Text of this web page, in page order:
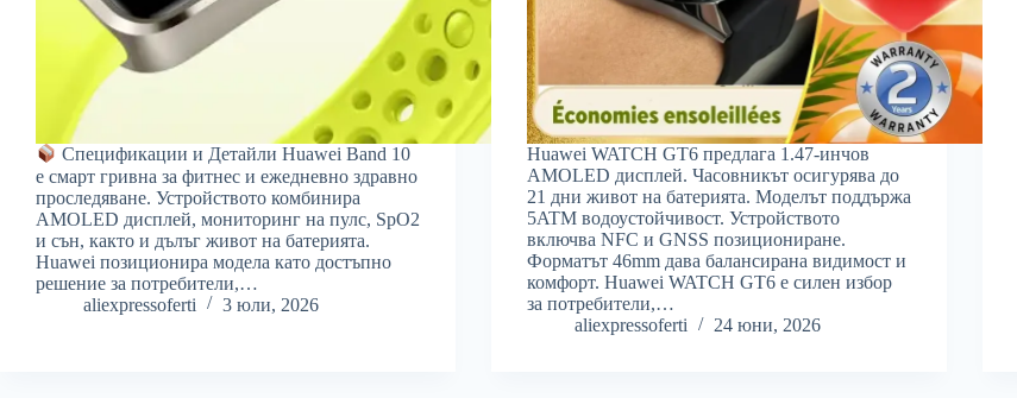
Спецификации и Детайли Huawei Band 10
е смарт гривна за фитнес и ежедневно здравно
проследяване. Устройството комбинира
AMOLED дисплей, мониторинг на пулс, SpO2
и сън, както и дълъг живот на батерията.
Huawei позиционира модела като достъпно
решение за потребители,…
aliexpressoferti
3 юли, 2026
Huawei WATCH GT6 предлага 1.47-инчов
AMOLED дисплей. Часовникът осигурява до
21 дни живот на батерията. Моделът поддържа
5ATM водоустойчивост. Устройството
включва NFC и GNSS позициониране.
Форматът 46mm дава балансирана видимост и
комфорт. Huawei WATCH GT6 е силен избор
за потребители,…
aliexpressoferti
24 юни, 2026